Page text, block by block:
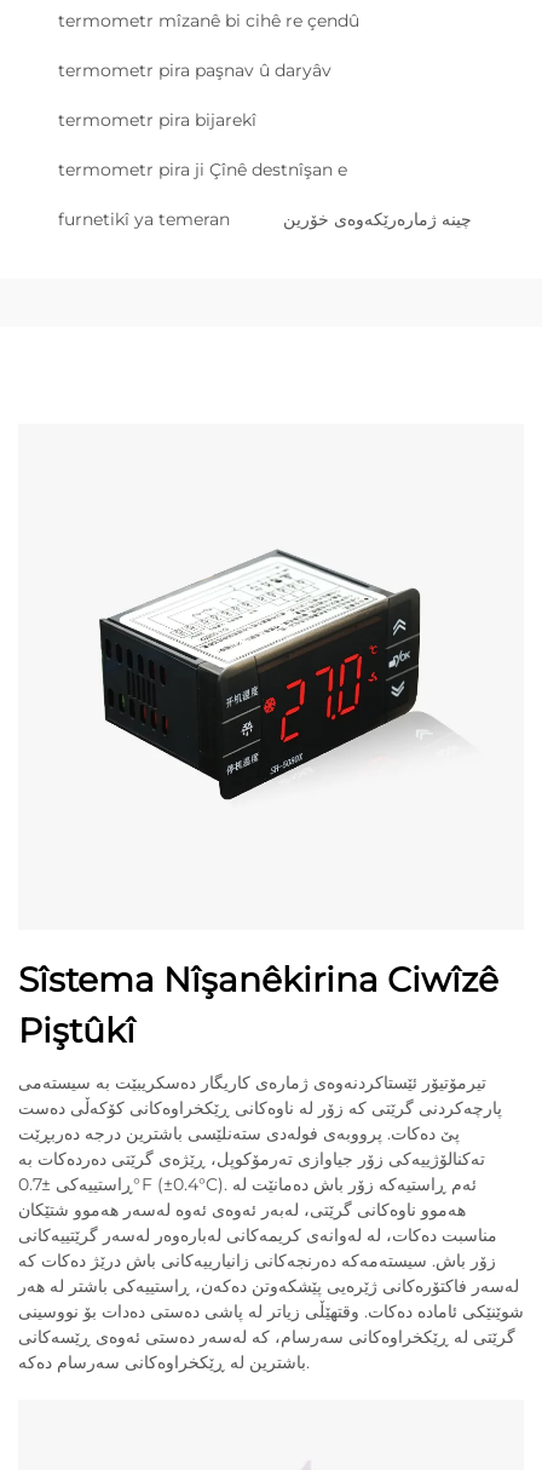
termometr mîzanê bi cihê re çendû
termometr pira paşnav û daryâv
termometr pira bijarekî
termometr pira ji Çînê destnîşan e
furnetikî ya temeran چینە ژمارەرێکەوەی خۆرین
Sîstema Nîşanêkirina Ciwîzê
Piştûkî
تیرمۆتیۆر ئێستاکردنەوەی ژمارەی کاریگار دەسکریبێت بە سیستەمی
پارچەکردنی گرێتی کە زۆر لە ناوەکانی ڕێکخراوەکانی کۆکەڵی دەست
پێ دەکات. پرووبەی فولەدی ستەنلێسی باشترین درجە دەربڕێت
تەکنالۆژییەکی زۆر جیاوازی تەرمۆکوپل، ڕێژەی گرێتی دەردەکات بە
ڕاستییەکی ±0.7°F (±0.4°C). ئەم ڕاستیەکە زۆر باش دەمانێت لە
هەموو ناوەکانی گرێتی، لەبەر ئەوەی ئەوە لەسەر هەموو شتێکان
مناسبت دەکات، لە لەوانەی کریمەکانی لەبارەوەر لەسەر گرێتییەکانی
زۆر باش. سیستەمەکە دەرنجەکانی زانیارییەکانی باش درێژ دەکات کە
لەسەر فاکتۆرەکانی ژێرەیی پێشکەوتن دەکەن، ڕاستییەکی باشتر لە هەر
شوێنێکی ئامادە دەکات. وقتهێڵی زیاتر لە پاشی دەستی دەدات بۆ نووسینی
گرێتی لە ڕێکخراوەکانی سەرسام، کە لەسەر دەستی ئەوەی ڕێسەکانی
باشترین لە ڕێکخراوەکانی سەرسام دەکە.